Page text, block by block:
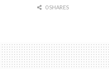
0 SHARES